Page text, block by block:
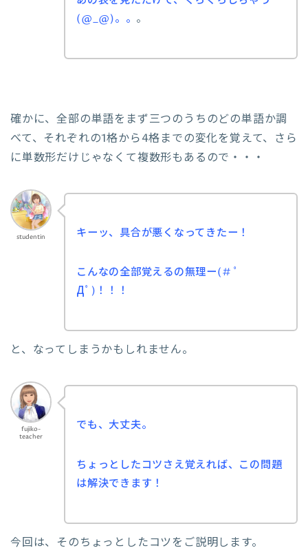
(@_@)。。 。
確かに、全部の単語をまず三つのうちのどの単語か調
べて、それぞれの1格から4格までの変化を覚えて、さら
に単数形だけじゃなくて複数形もあるので・・・
studentin キーッ、具合が悪くなってきたー！
こんなの全部覚えるの無理ー(# ﾟ
Дﾟ)！！！
と、なってしまうかもしれません。
fujiko-
teacher
でも、大丈夫。
ちょっとしたコツさえ覚えれば、この問題
は解決できます！
今回は、そのちょっとしたコツをご説明します。